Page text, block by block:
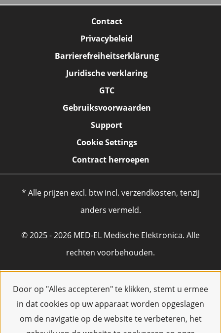
Door op "Alles accepteren" te klikken, stemt u ermee
in dat cookies op uw apparaat worden opgeslagen
om de navigatie op de website te verbeteren, het
Contact
Privacybeleid
Barrierefreiheitserklärung
Juridische verklaring
GTC
Gebruiksvoorwaarden
Support
Cookie Settings
Contract herroepen
* Alle prijzen excl. btw incl. verzendkosten, tenzij
anders vermeld.
© 2025 - 2026 MED-EL Medische Elektronica. Alle
rechten voorbehouden.